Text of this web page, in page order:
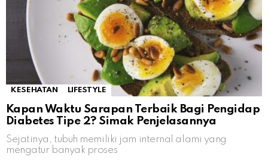
KESEHATAN LIFESTYLE
Kapan Waktu Sarapan Terbaik Bagi Pengidap
Diabetes Tipe 2? Simak Penjelasannya
Sejatinya, tubuh memiliki jam internal alami yang
mengatur banyak proses